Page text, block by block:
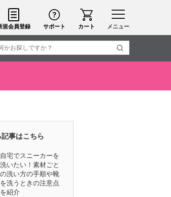
メニュー
規会員登録 サポート カート
事はこちら
自宅でスニーカーを
洗いたい！素材ごと
の洗い方の手順や靴
を洗うときの注意点
を紹介